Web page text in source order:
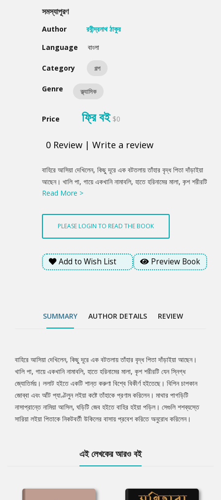
সমস্যাপূরণ
Author
রবীন্দ্রনাথ ঠাকুর
Language
বাংলা
Category গল্প
Genre ক্ল্যাসিক
Price ফ্রি বই $0
0 Review | Write a review
Product
Summery
বাহিরে আসিয়া দেখিলেন, কিছু দূরে এক বটতলায় তাঁহার বৃদ্ধ পিতা দাঁড়াইয়া
আছেন। খালি পা, গায়ে একখানি নামাবলি, হাতে হরিনামের মালা, কৃশ শরীরটি
যেন স্নিগ্ধ জ্যোতির্ময়। ললাট হইতে একটি শান্ত করুণা বিশ্বে বিকীর্ণ
প্রণাম করিলেন। মাথার পাগড়িটি নাসাপ্রান্তে নামিয়া আসিল, ঘড়িটি জেব
হইতে বাহির হইয়া পড়িল। সেগুলি শশব্যস্তে সারিয়া লইয়া পিতাকে নিকটবর্তী
উকিলের বাসায় প্রবেশ করিতে অনুরোধ করিলেন।
Read More >
PLEASE LOGIN TO READ THE BOOK
Add to Wish List Preview Book
SUMMARY AUTHOR DETAILS REVIEW
Tab
Article
বাহিরে আসিয়া দেখিলেন, কিছু দূরে এক বটতলায় তাঁহার বৃদ্ধ পিতা দাঁড়াইয়া আছেন।
খালি পা, গায়ে একখানি নামাবলি, হাতে হরিনামের মালা, কৃশ শরীরটি যেন স্নিগ্ধ
জ্যোতির্ময়। ললাট হইতে একটি শান্ত করুণা বিশ্বে বিকীর্ণ হইতেছে। বিপিন চাপকান
জোব্বা এবং আঁট প্যাণ্টলুন লইয়া কষ্টে তাঁহাকে প্রণাম করিলেন। মাথার পাগড়িটি
নাসাপ্রান্তে নামিয়া আসিল, ঘড়িটি জেব হইতে বাহির হইয়া পড়িল। সেগুলি শশব্যস্তে
সারিয়া লইয়া পিতাকে নিকটবর্তী উকিলের বাসায় প্রবেশ করিতে অনুরোধ করিলেন।
এই লেখকের আরও বই